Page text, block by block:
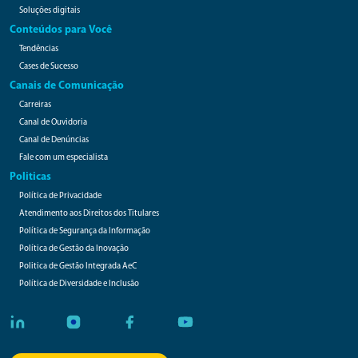
Soluções digitais
Conteúdos para Você
Tendências
Cases de Sucesso
Canais de Comunicação
Carreiras
Canal de Ouvidoria
Canal de Denúncias
Fale com um especialista
Politicas
Política de Privacidade
Atendimento aos Direitos dos Titulares
Política de Segurança da Informação
Política de Gestão da Inovação
Politica de Gestão Integrada AeC
Política de Diversidade e Inclusão